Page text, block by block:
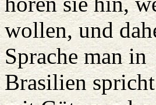
wollen, und
Sprache man in
Brasilien